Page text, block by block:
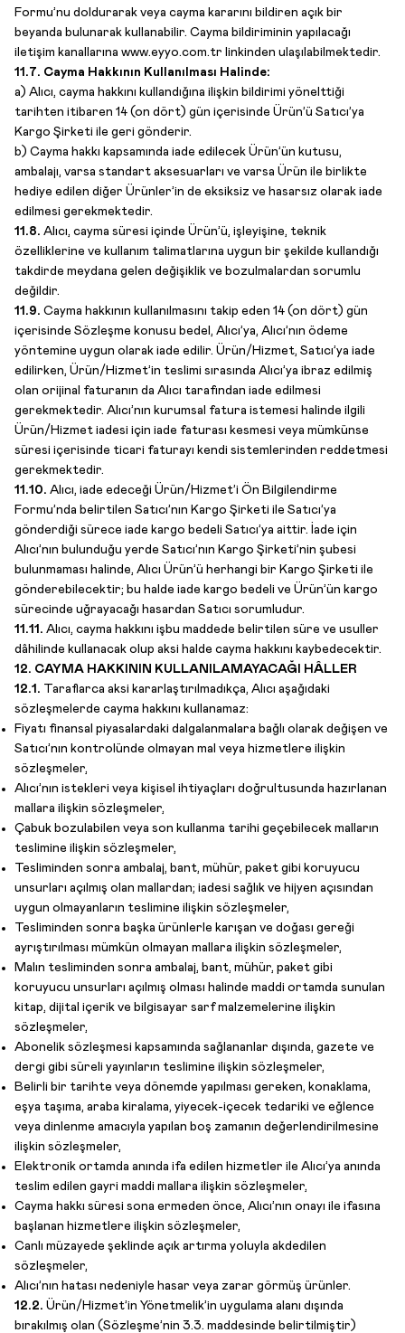
Formu’nu doldurarak veya cayma kararını bildiren açık bir
beyanda bulunarak kullanabilir. Cayma bildiriminin yapılacağı
iletişim kanallarına www.eyyo.com.tr linkinden ulaşılabilmektedir.
11.7. Cayma Hakkının Kullanılması Halinde:
a) Alıcı, cayma hakkını kullandığına ilişkin bildirimi yönelttiği
tarihten itibaren 14 (on dört) gün içerisinde Ürün’ü Satıcı’ya
Kargo Şirketi ile geri gönderir.
b) Cayma hakkı kapsamında iade edilecek Ürün’ün kutusu,
ambalajı, varsa standart aksesuarları ve varsa Ürün ile birlikte
hediye edilen diğer Ürünler’in de eksiksiz ve hasarsız olarak iade
edilmesi gerekmektedir.
11.8. Alıcı, cayma süresi içinde Ürün’ü, işleyişine, teknik
özelliklerine ve kullanım talimatlarına uygun bir şekilde kullandığı
takdirde meydana gelen değişiklik ve bozulmalardan sorumlu
değildir.
11.9. Cayma hakkının kullanılmasını takip eden 14 (on dört) gün
içerisinde Sözleşme konusu bedel, Alıcı’ya, Alıcı’nın ödeme
yöntemine uygun olarak iade edilir. Ürün/Hizmet, Satıcı’ya iade
edilirken, Ürün/Hizmet’in teslimi sırasında Alıcı’ya ibraz edilmiş
olan orijinal faturanın da Alıcı tarafından iade edilmesi
gerekmektedir. Alıcı’nın kurumsal fatura istemesi halinde ilgili
Ürün/Hizmet iadesi için iade faturası kesmesi veya mümkünse
süresi içerisinde ticari faturayı kendi sistemlerinden reddetmesi
gerekmektedir.
11.10. Alıcı, iade edeceği Ürün/Hizmet’i Ön Bilgilendirme
Formu’nda belirtilen Satıcı’nın Kargo Şirketi ile Satıcı’ya
gönderdiği sürece iade kargo bedeli Satıcı’ya aittir. İade için
Alıcı’nın bulunduğu yerde Satıcı’nın Kargo Şirketi’nin şubesi
bulunmaması halinde, Alıcı Ürün’ü herhangi bir Kargo Şirketi ile
gönderebilecektir; bu halde iade kargo bedeli ve Ürün’ün kargo
sürecinde uğrayacağı hasardan Satıcı sorumludur.
11.11. Alıcı, cayma hakkını işbu maddede belirtilen süre ve usuller
dâhilinde kullanacak olup aksi halde cayma hakkını kaybedecektir.
12. CAYMA HAKKININ KULLANILAMAYACAĞI HÂLLER
12.1. Taraflarca aksi kararlaştırılmadıkça, Alıcı aşağıdaki
sözleşmelerde cayma hakkını kullanamaz:
Fiyatı finansal piyasalardaki dalgalanmalara bağlı olarak değişen ve
Satıcı’nın kontrolünde olmayan mal veya hizmetlere ilişkin
sözleşmeler,
Alıcı’nın istekleri veya kişisel ihtiyaçları doğrultusunda hazırlanan
mallara ilişkin sözleşmeler,
Çabuk bozulabilen veya son kullanma tarihi geçebilecek malların
teslimine ilişkin sözleşmeler,
Tesliminden sonra ambalaj, bant, mühür, paket gibi koruyucu
unsurları açılmış olan mallardan; iadesi sağlık ve hijyen açısından
uygun olmayanların teslimine ilişkin sözleşmeler,
Tesliminden sonra başka ürünlerle karışan ve doğası gereği
ayrıştırılması mümkün olmayan mallara ilişkin sözleşmeler,
Malın tesliminden sonra ambalaj, bant, mühür, paket gibi
koruyucu unsurları açılmış olması halinde maddi ortamda sunulan
kitap, dijital içerik ve bilgisayar sarf malzemelerine ilişkin
sözleşmeler,
Abonelik sözleşmesi kapsamında sağlananlar dışında, gazete ve
dergi gibi süreli yayınların teslimine ilişkin sözleşmeler,
Belirli bir tarihte veya dönemde yapılması gereken, konaklama,
eşya taşıma, araba kiralama, yiyecek-içecek tedariki ve eğlence
veya dinlenme amacıyla yapılan boş zamanın değerlendirilmesine
ilişkin sözleşmeler,
Elektronik ortamda anında ifa edilen hizmetler ile Alıcı’ya anında
teslim edilen gayri maddi mallara ilişkin sözleşmeler,
Cayma hakkı süresi sona ermeden önce, Alıcı’nın onayı ile ifasına
başlanan hizmetlere ilişkin sözleşmeler,
Canlı müzayede şeklinde açık artırma yoluyla akdedilen
sözleşmeler,
Alıcı’nın hatası nedeniyle hasar veya zarar görmüş ürünler.
12.2. Ürün/Hizmet’in Yönetmelik’in uygulama alanı dışında
bırakılmış olan (Sözleşme’nin 3.3. maddesinde belirtilmiştir)